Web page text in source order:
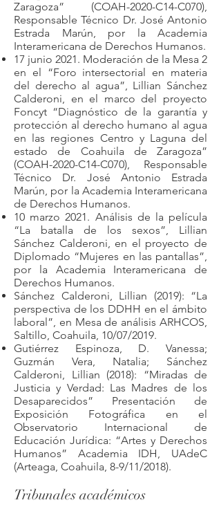
Zaragoza” (COAH-2020-C14-C070),
Responsable Técnico Dr. José Antonio
Estrada Marún, por la Academia
Interamericana de Derechos Humanos.
17 junio 2021. Moderación de la Mesa 2
en el “Foro intersectorial en materia
del derecho al agua”, Lillian Sánchez
Calderoni, en el marco del proyecto
Foncyt “Diagnóstico de la garantía y
protección al derecho humano al agua
en las regiones Centro y Laguna del
estado de Coahuila de Zaragoza”
(COAH-2020-C14-C070), Responsable
Técnico Dr. José Antonio Estrada
Marún, por la Academia Interamericana
de Derechos Humanos.
10 marzo 2021. Análisis de la película
“La batalla de los sexos”, Lillian
Sánchez Calderoni, en el proyecto de
Diplomado “Mujeres en las pantallas”,
por la Academia Interamericana de
Derechos Humanos.
Sánchez Calderoni, Lillian (2019): “La
perspectiva de los DDHH en el ámbito
laboral”, en Mesa de análisis ARHCOS,
Saltillo, Coahuila, 10/07/2019.
Gutiérrez Espinoza, D. Vanessa;
Guzmán Vera, Natalia; Sánchez
Calderoni, Lillian (2018): “Miradas de
Justicia y Verdad: Las Madres de los
Desaparecidos” Presentación de
Exposición Fotográfica en el
Observatorio Internacional de
Educación Jurídica: “Artes y Derechos
Humanos” Academia IDH, UAdeC
(Arteaga, Coahuila, 8-9/11/2018).
Tribunales académicos